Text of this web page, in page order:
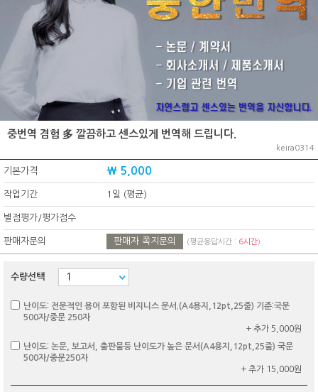
중번역 겸험 多 깔끔하고 센스있게 번역해 드립니다.
keira0314
기본가격 ₩ 5,000
작업기간 1일 (평균)
별점평가/평가점수
판매자문의 판매자 쪽지문의 (평균응답시간 : 6시간)
수량선택
난이도: 전문적인 용어 포함된 비지니스 문서.(A4용지,12pt,25줄) 기준:국문
500자/중문 250자
+ 추가 5,000원
난이도: 논문, 보고서, 출판물등 난이도가 높은 문서(A4용지,12pt,25줄) 국문
500자/중문250자
+ 추가 15,000원